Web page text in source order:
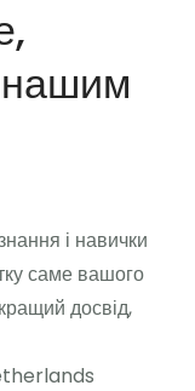
і навички
саме вашого
досвід,